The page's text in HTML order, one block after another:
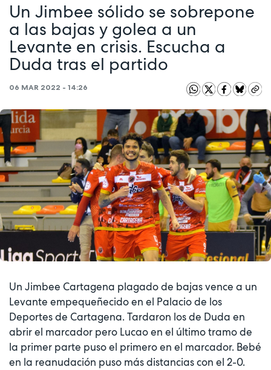
Un Jimbee sólido se sobrepone
a las bajas y golea a un
Levante en crisis. Escucha a
Duda tras el partido
06 MAR 2022 - 14:26
Un Jimbee Cartagena plagado de bajas vence a un
Levante empequeñecido en el Palacio de los
Deportes de Cartagena. Tardaron los de Duda en
abrir el marcador pero Lucao en el último tramo de
la primer parte puso el primero en el marcador. Bebé
en la reanudación puso más distancias con el 2-0.